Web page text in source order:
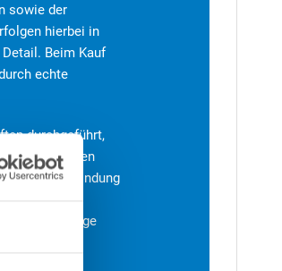
sowie der
hierbei in
Beim Kauf
echte
durchgeführt,
zurückgreifen
MTHin Verbindung
möglichst lange